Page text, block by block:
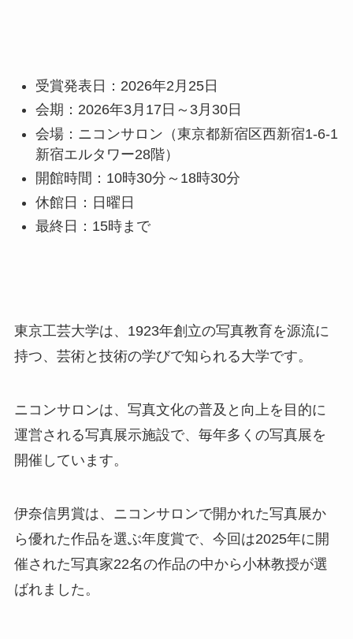
受賞発表日：2026年2月25日
会期：2026年3月17日～3月30日
会場：ニコンサロン（東京都新宿区西新宿1-6-1
新宿エルタワー28階）
開館時間：10時30分～18時30分
休館日：日曜日
最終日：15時まで
東京工芸大学は、1923年創立の写真教育を源流に
持つ、芸術と技術の学びで知られる大学です。
ニコンサロンは、写真文化の普及と向上を目的に
運営される写真展示施設で、毎年多くの写真展を
開催しています。
伊奈信男賞は、ニコンサロンで開かれた写真展か
ら優れた作品を選ぶ年度賞で、今回は2025年に開
催された写真家22名の作品の中から小林教授が選
ばれました。